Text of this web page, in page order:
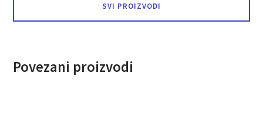
SVI PROIZVODI
Povezani proizvodi